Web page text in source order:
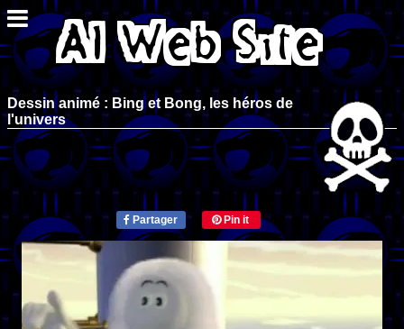
Dessin animé : Bing et Bong, les héros de
l'univers
Partager Pin it